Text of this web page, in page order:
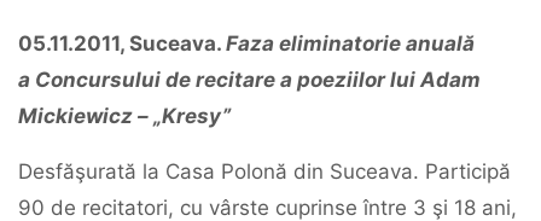
05.11.2011, Suceava. Faza eliminatorie anuală
a Concursului de recitare a poeziilor lui Adam
Mickiewicz – „Kresy”
Desfăşurată la Casa Polonă din Suceava. Participă
90 de recitatori, cu vârste cuprinse între 3 şi 18 ani,